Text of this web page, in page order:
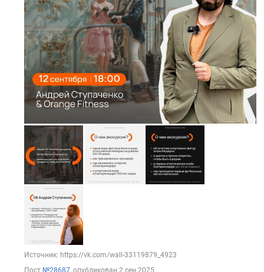
Источник: https://vk.com/wall-33119879_4923
Пост №28687, опубликован 2 сен 2025